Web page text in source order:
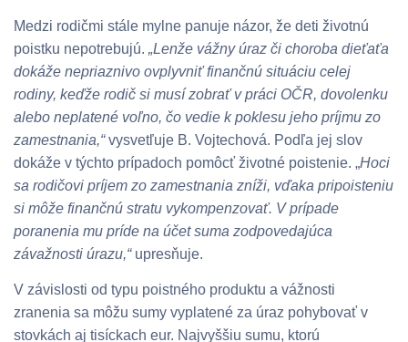
Medzi rodičmi stále mylne panuje názor, že deti životnú
poistku nepotrebujú. „Lenže vážny úraz či choroba dieťaťa
dokáže nepriaznivo ovplyvniť finančnú situáciu celej
rodiny, keďže rodič si musí zobrať v práci OČR, dovolenku
alebo neplatené voľno, čo vedie k poklesu jeho príjmu zo
zamestnania,“vysvetľuje B. Vojtechová. Podľa jej slov
dokáže v týchto prípadoch pomôcť životné poistenie. „Hoci
sa rodičovi príjem zo zamestnania zníži, vďaka pripoisteniu
si môže finančnú stratu vykompenzovať. V prípade
poranenia mu príde na účet suma zodpovedajúca
závažnosti úrazu,“upresňuje.
V závislosti od typu poistného produktu a vážnosti
zranenia sa môžu sumy vyplatené za úraz pohybovať v
stovkách aj tisíckach eur. Najvyššiu sumu, ktorú